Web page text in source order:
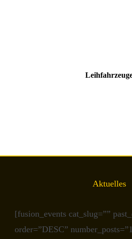
Aktuelles
[fusion_events cat_slug=””
order=”DESC”